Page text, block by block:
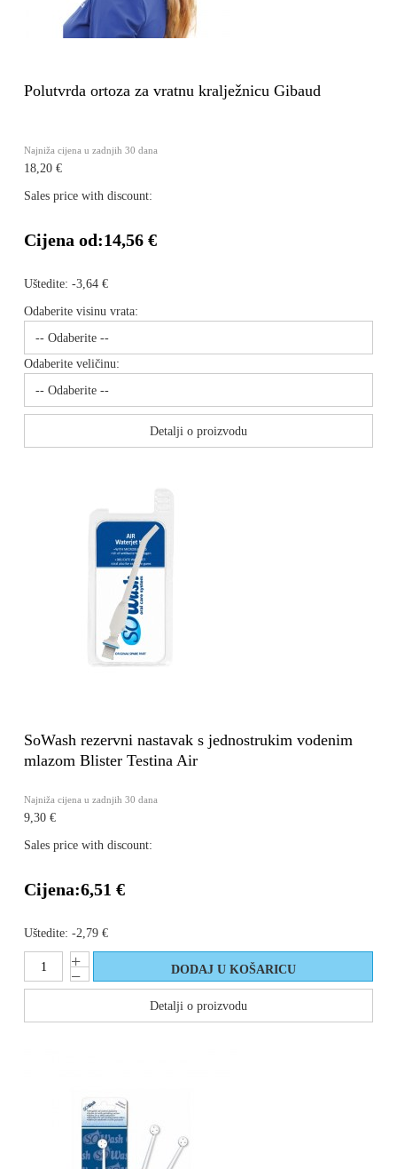
Polutvrda ortoza za vratnu kralježnicu Gibaud
Najniža cijena u zadnjih 30 dana
18,20 €
Sales price with discount:
Cijena od:14,56 €
Uštedite: -3,64 €
Odaberite visinu vrata:
Odaberite veličinu:
Detalji o proizvodu
SoWash rezervni nastavak s jednostrukim vodenim
mlazom Blister Testina Air
Najniža cijena u zadnjih 30 dana
9,30 €
Sales price with discount:
Cijena:6,51 €
Uštedite: -2,79 €
Detalji o proizvodu